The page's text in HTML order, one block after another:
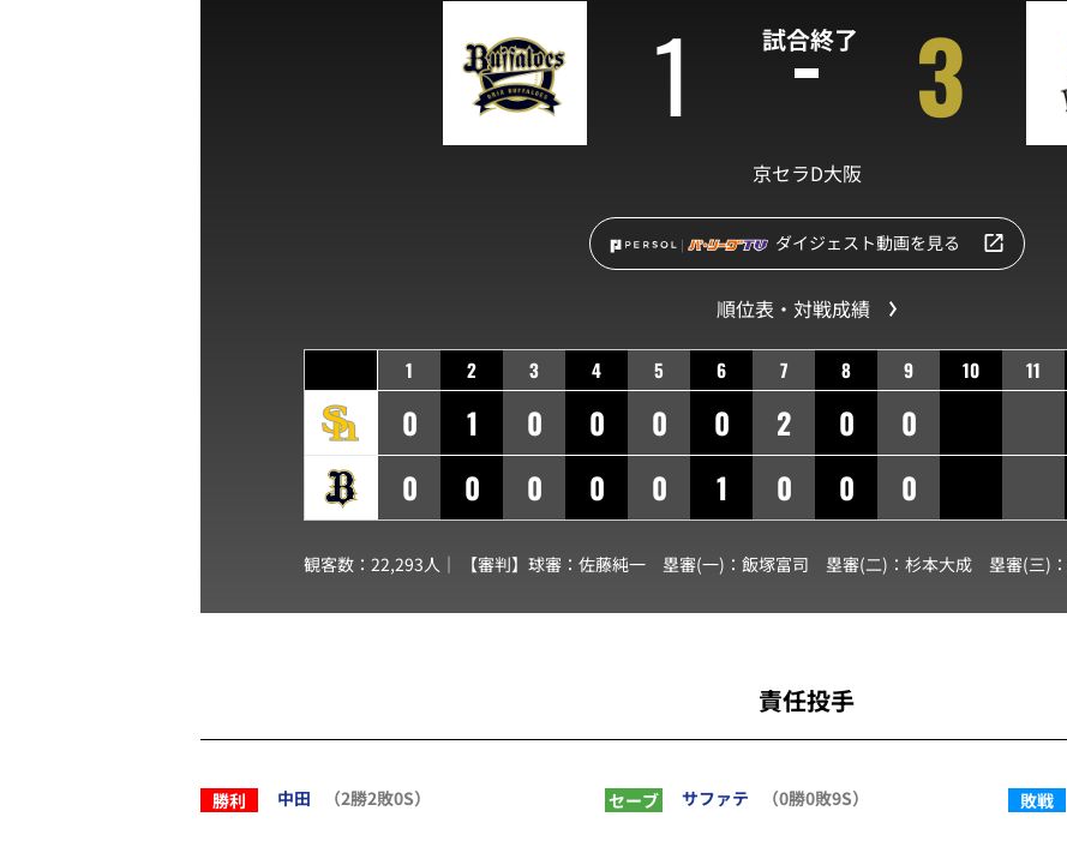
試合終了
1 3
京セラD大阪
ダイジェスト動画を見る
順位表・対戦成績
1 2 3 4 5 6 7 8 9 10 11
0 1 0 0 0 0 2 0
0
0
0 0 0 0 1 0 0 0
観客数：22,293人｜ 【審判】球審： 佐藤純一 塁審(一)： 飯塚富司 塁審(二)： 杉本大成 塁審(三)：
責任投手
勝利 中田 （2勝2敗0S） セーブ サファテ （0勝0敗9S） 敗戦